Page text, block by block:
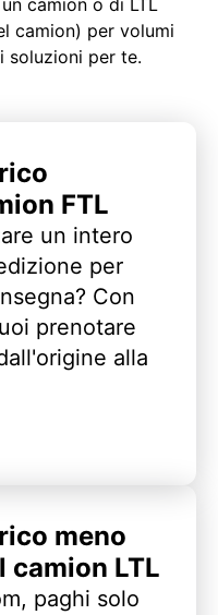
camion) per volumi
soluzioni per te.
FTL
un intero
per
Con
prenotare
alla
meno
camion LTL
paghi solo